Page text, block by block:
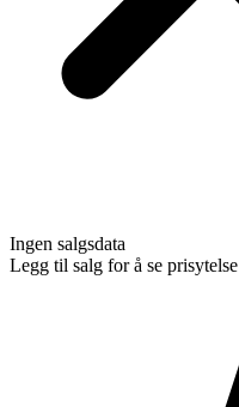
Ingen salgsdata
Legg til salg for å se prisytelse